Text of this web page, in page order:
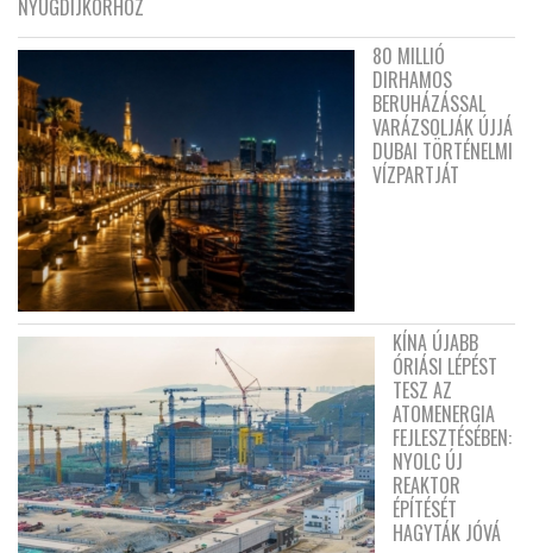
NYUGDÍJKORHOZ
80 MILLIÓ
DIRHAMOS
BERUHÁZÁSSAL
VARÁZSOLJÁK ÚJJÁ
DUBAI TÖRTÉNELMI
VÍZPARTJÁT
KÍNA ÚJABB
ÓRIÁSI LÉPÉST
TESZ AZ
ATOMENERGIA
FEJLESZTÉSÉBEN:
NYOLC ÚJ
REAKTOR
ÉPÍTÉSÉT
HAGYTÁK JÓVÁ